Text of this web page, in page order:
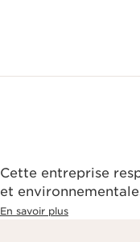
Cette entreprise
et
En savoir plus